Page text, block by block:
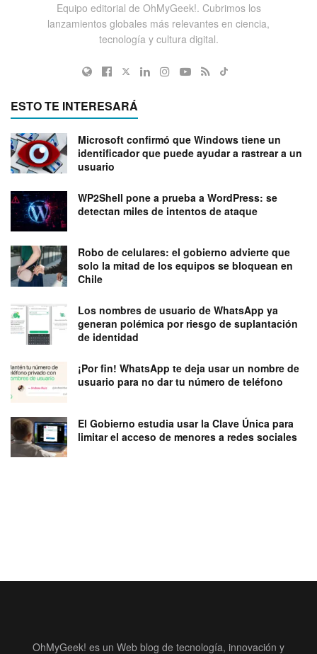
Equipo editorial de OhMyGeek!. Cubrimos los
lanzamientos globales más relevantes en ciencia,
tecnología y cultura digital.
ESTO TE INTERESARÁ
Microsoft confirmó que Windows tiene un
identificador que puede ayudar a rastrear a un
usuario
WP2Shell pone a prueba a WordPress: se
detectan miles de intentos de ataque
Robo de celulares: el gobierno advierte que
solo la mitad de los equipos se bloquean en
Chile
Los nombres de usuario de WhatsApp ya
generan polémica por riesgo de suplantación
de identidad
¡Por fin! WhatsApp te deja usar un nombre de
usuario para no dar tu número de teléfono
El Gobierno estudia usar la Clave Única para
limitar el acceso de menores a redes sociales
OhMyGeek! es un Web blog de tecnología, innovación y